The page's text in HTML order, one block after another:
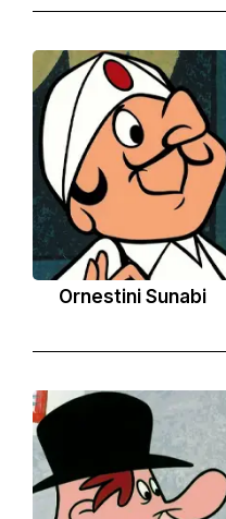
Ornestini Sunabi